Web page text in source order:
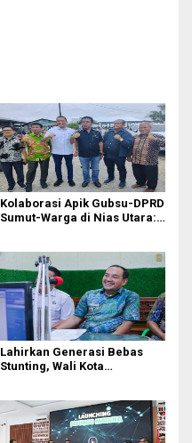
Kolaborasi Apik Gubsu-DPRD
Sumut-Warga di Nias Utara:
Lahirkan Generasi Bebas
Stunting, Wali Kota